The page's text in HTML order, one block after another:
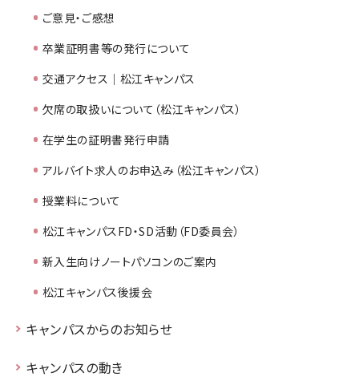
ご意見・ご感想
卒業証明書等の発行について
交通アクセス｜松江キャンパス
欠席の取扱いについて（松江キャンパス）
在学生の証明書発行申請
アルバイト求人のお申込み（松江キャンパス）
授業料について
松江キャンパスFD・SD活動（FD委員会）
新入生向けノートパソコンのご案内
松江キャンパス後援会
キャンパスからのお知らせ
キャンパスの動き